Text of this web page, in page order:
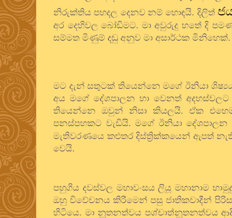
නිරුක්තිය පහදල දෙනව නම් හොඳයි. දිලිත්
අර දෙහිවල බෝඩිමට. මා අවුරුදු හතේ දි
සම්මත මිණුම් දඬු අනුව මා අසාර්ථක මිනිහෙක්.
මට දැන් සතුටක් තියෙන්නෙ මගේ ඊනියා
අය මගේ දේශපාලන හා වෙනත්
තියෙන්නෙ ඔවුන් නිසා කියලයි. ඒක
පනස්පහකට වැඩියි. මගේ ඊනියා
මැතිවරණයෙ කළුතර දිස්ත්‍රික්කයෙන් ඇපත්
වෙයි.
පහුගිය දවස්වල මහාවංසය ලියූ මහානාම
ඔහු විවේචනය කිරීමෙන් පසු ජාතිකවාදීන්
හිටියෙ. මා නූතනත්වය පශ්චාත්නූතනත්වය